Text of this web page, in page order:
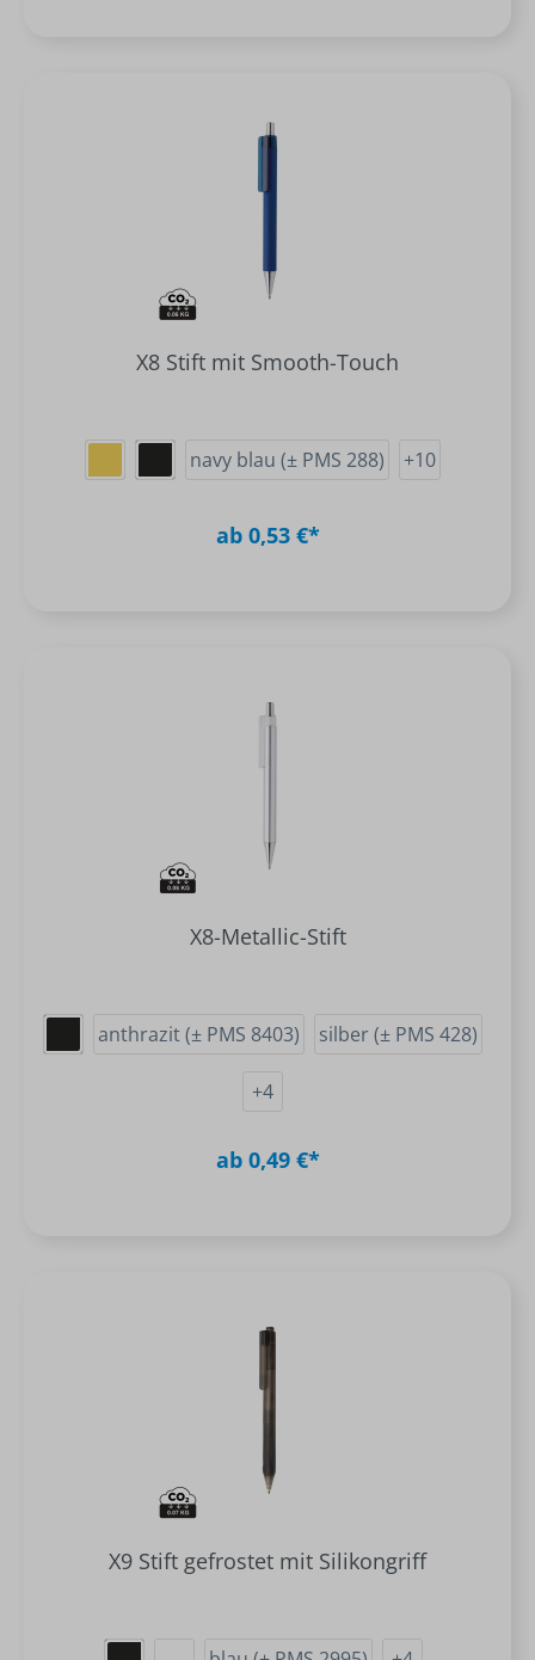
X8 Stift mit Smooth-Touch
navy blau (± PMS 288) +10
ab 0,53 €*
X8-Metallic-Stift
anthrazit (± PMS 8403) silber (± PMS 428)
+4
ab 0,49 €*
X9 Stift gefrostet mit Silikongriff